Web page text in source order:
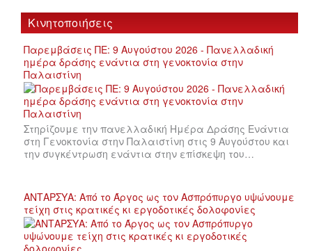
Κινητοποιήσεις
Παρεμβάσεις ΠΕ: 9 Αυγούστου 2026 - Πανελλαδική
ημέρα δράσης ενάντια στη γενοκτονία στην
Παλαιστίνη
Στηρίζουμε την πανελλαδική Ημέρα Δράσης Ενάντια
στη Γενοκτονία στην Παλαιστίνη στις 9 Αυγούστου και
την συγκέντρωση ενάντια στην επίσκεψη του…
ΑΝΤΑΡΣΥΑ: Από το Άργος ως τον Ασπρόπυργο υψώνουμε
τείχη στις κρατικές κι εργοδοτικές δολοφονίες